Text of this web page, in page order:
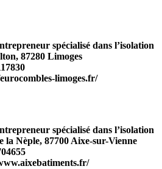
spécialisé dans l’isolation
87280 Limoges
limoges.fr/
spécialisé dans l’isolation
la Nèple, 87700 Aixe-sur-Vienne